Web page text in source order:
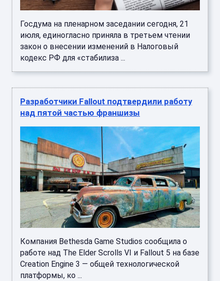
Госдума на пленарном заседании сегодня, 21
июля, единогласно приняла в третьем чтении
закон о внесении изменений в Налоговый
кодекс РФ для «стабилиза ...
Разработчики Fallout подтвердили работу
над пятой частью франшизы
Компания Bethesda Game Studios сообщила о
работе над The Elder Scrolls VI и Fallout 5 на базе
Creation Engine 3 — общей технологической
платформы, ко ...